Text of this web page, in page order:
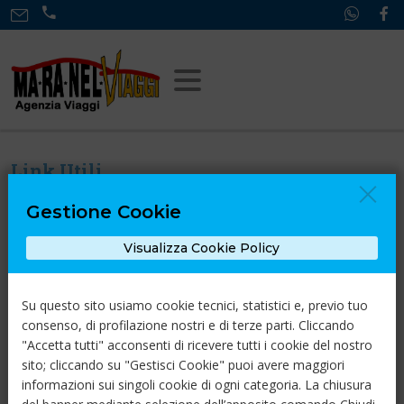
Link Utili
Privacy Policy
Vacanze Assicurate
Gestione Cookie
Visualizza Cookie Policy
Su questo sito usiamo cookie tecnici, statistici e, previo tuo
consenso, di profilazione nostri e di terze parti. Cliccando
"Accetta tutti" acconsenti di ricevere tutti i cookie del nostro
sito; cliccando su "Gestisci Cookie" puoi avere maggiori
informazioni sui singoli cookie di ogni categoria. La chiusura